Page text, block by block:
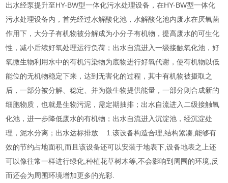
出水经泵提升至HY-BW型一体化污水处理设备，在HY-BW型一体化
污水处理设备内，首先经过水解酸化池，水解酸化池内废水在厌氧菌
作用下，大分子有机物被分解成为小分子有机物，提高废水的可生化
性，减小后续好氧处理运行负荷；出水自流进入一级接触氧化池，好
氧微生物利用水中的有机污染物为底物进行好氧代谢，使有机物以低
能位的无机物稳定下来，达到无害化的过程，其中有机物被摄取之
后，一部分被分解、稳定、并为微生物提供能量，一部分则合成新的
细胞物质，也就是生物污泥，需定期抽排；出水自流进入二级接触氧
化池，进一步降低废水的有机物；出水自流进入沉淀池，经沉淀处
理，泥水分离；出水达标排放 1.该设备构造合理,结构紧凑,能够有
效的节约占地面积,而且该设备还可以安装于地表下,设备地表之上还
可以像往常一样进行绿化,种植花草树木等,不会影响到周围的环境,反
而还会为周围环境增加更多的光彩.